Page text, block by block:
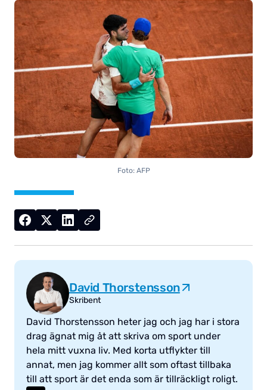
Foto: AFP
David Thorstensson
Skribent
David Thorstensson heter jag och jag har i stora
drag ägnat mig åt att skriva om sport under
hela mitt vuxna liv. Med korta utflykter till
annat, men jag kommer allt som oftast tillbaka
till att sport är det enda som är tillräckligt roligt.